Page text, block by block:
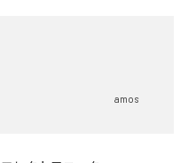
amos